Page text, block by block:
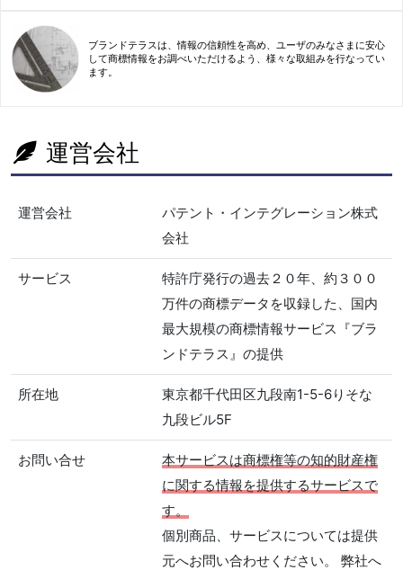
ブランドテラスは、情報の信頼性を高め、ユーザのみなさまに安心
して商標情報をお調べいただけるよう、様々な取組みを行なってい
ます。
運営会社
運営会社
パテント・インテグレーション株式
会社
サービス
特許庁発行の過去２０年、約３００
万件の商標データを収録した、国内
最大規模の商標情報サービス『ブラ
ンドテラス』の提供
所在地
東京都千代田区九段南1-5-6りそな
九段ビル5F
お問い合せ
本サービスは商標権等の知的財産権
に関する情報を提供するサービスで
す。
個別商品、サービスについては提供
元へお問い合わせください。 弊社へ